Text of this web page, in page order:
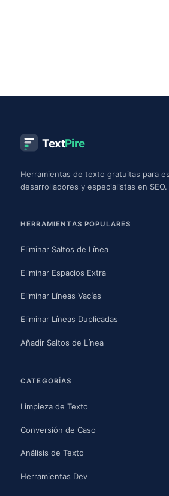
TextPire
Herramientas de texto gratuitas para
desarrolladores y especialistas en SEO.
HERRAMIENTAS POPULARES
Eliminar Saltos de Línea
Eliminar Espacios Extra
Eliminar Líneas Vacías
Eliminar Líneas Duplicadas
Añadir Saltos de Línea
CATEGORÍAS
Limpieza de Texto
Conversión de Caso
Análisis de Texto
Herramientas Dev